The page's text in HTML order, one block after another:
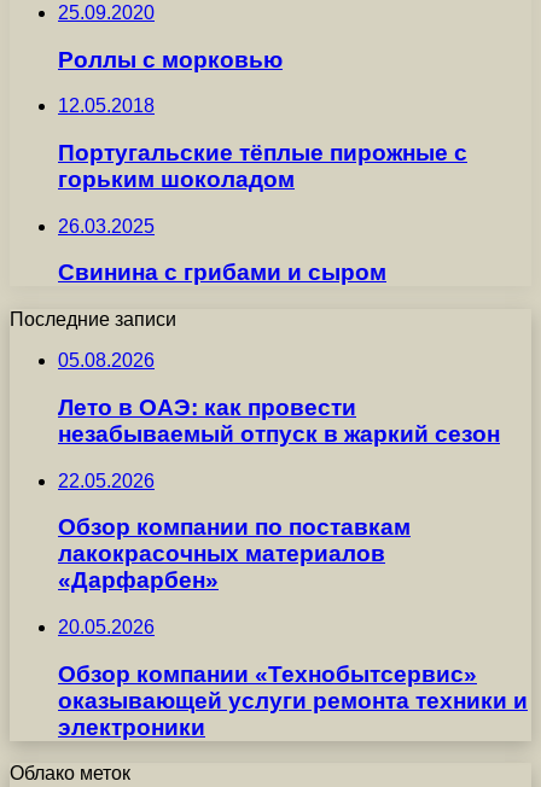
25.09.2020
Роллы с морковью
12.05.2018
Португальские тёплые пирожные с
горьким шоколадом
26.03.2025
Свинина с грибами и сыром
Последние записи
05.08.2026
Лето в ОАЭ: как провести
незабываемый отпуск в жаркий сезон
22.05.2026
Обзор компании по поставкам
лакокрасочных материалов
«Дарфарбен»
20.05.2026
Обзор компании «Технобытсервис»
оказывающей услуги ремонта техники и
электроники
Облако меток